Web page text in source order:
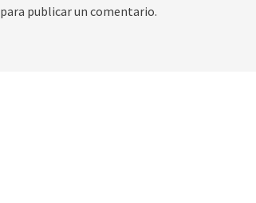
para publicar un comentario.